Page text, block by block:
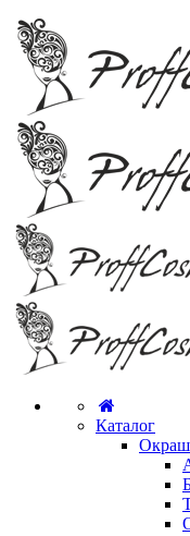
Каталог